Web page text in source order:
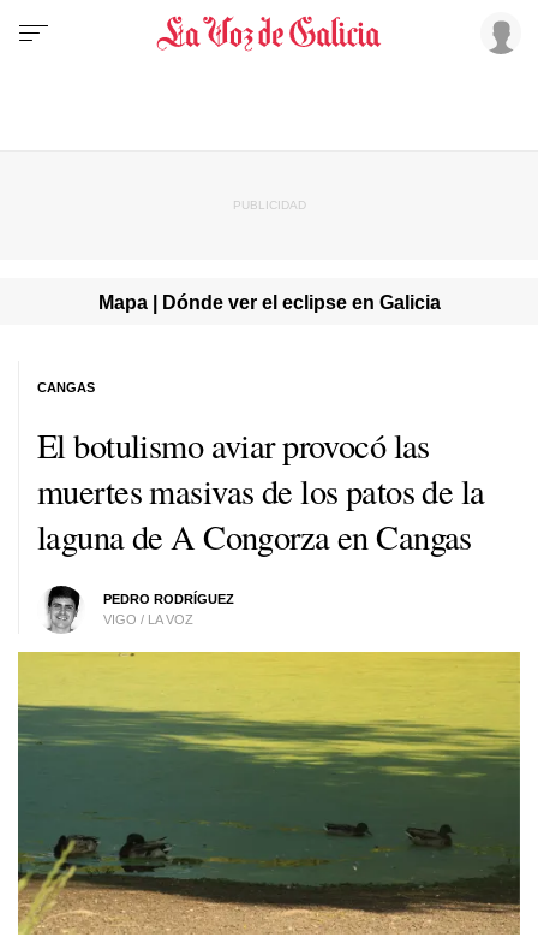
Mapa | Dónde ver el eclipse en Galicia
El botulismo aviar provocó las
muertes masivas de los patos de la
laguna de A Congorza en Cangas
PEDRO RODRÍGUEZ
VIGO / LA VOZ
CANGAS